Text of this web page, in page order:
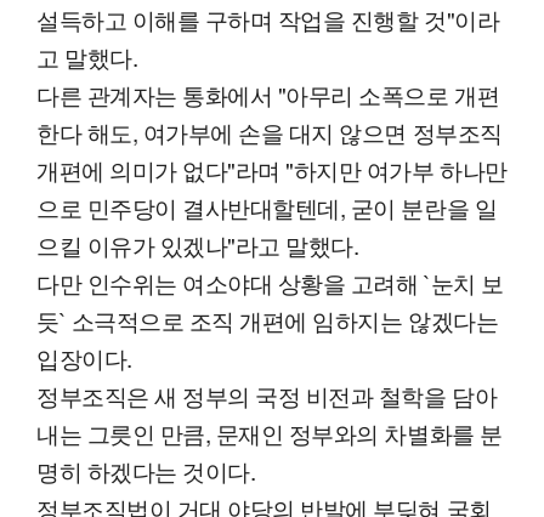
설득하고 이해를 구하며 작업을 진행할 것"이라
고 말했다.
다른 관계자는 통화에서 "아무리 소폭으로 개편
한다 해도, 여가부에 손을 대지 않으면 정부조직
개편에 의미가 없다"라며 "하지만 여가부 하나만
으로 민주당이 결사반대할텐데, 굳이 분란을 일
으킬 이유가 있겠나"라고 말했다.
다만 인수위는 여소야대 상황을 고려해 `눈치 보
듯` 소극적으로 조직 개편에 임하지는 않겠다는
입장이다.
정부조직은 새 정부의 국정 비전과 철학을 담아
내는 그릇인 만큼, 문재인 정부와의 차별화를 분
명히 하겠다는 것이다.
정부조직법이 거대 야당의 반발에 부딪혀 국회